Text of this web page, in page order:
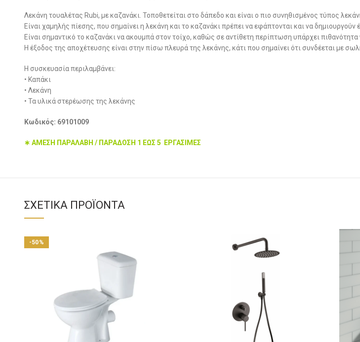
Λεκάνη τουαλέτας Rubi, με καζανάκι. Τοποθετείται στο δάπεδο και είναι ο πιο συνηθισμένος τύπος
Είναι χαμηλής πίεσης, που σημαίνει η λεκάνη και το καζανάκι πρέπει να εφάπτονται και να δημιουργούν
Είναι σημαντικό το καζανάκι να ακουμπά στον τοίχο, καθώς σε αντίθετη περίπτωση υπάρχει πιθανότητα
Η έξοδος της αποχέτευσης είναι στην πίσω πλευρά της λεκάνης, κάτι που σημαίνει ότι συνδέεται με
Η συσκευασία περιλαμβάνει:
• Καπάκι
• Λεκάνη
• Τα υλικά στερέωσης της λεκάνης
Κωδικός: 69101009
∗ ΑΜΕΣΗ ΠΑΡΑΛΑΒΗ / ΠΑΡΑΔΟΣΗ 1 ΕΩΣ 5 ΕΡΓΑΣΙΜΕΣ
ΣΧΕΤΙΚΆ ΠΡΟΪΌΝΤΑ
-50%